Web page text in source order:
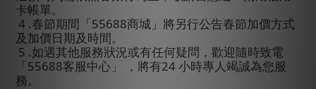
卡帳單。
4 .春節期間「55688商城」將另行公告春節加價方式
及加價日期及時間。
5 .如遇其他服務狀況或有任何疑問，歡迎隨時致電
「55688客服中心」 ，將有24小時專人竭誠為您服
務。